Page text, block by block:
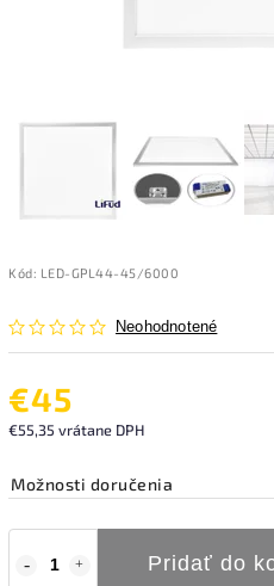
Kód: LED-GPL44-45/6000
Neohodnotené
€45
€55,35 vrátane DPH
Možnosti doručenia
Pridať do